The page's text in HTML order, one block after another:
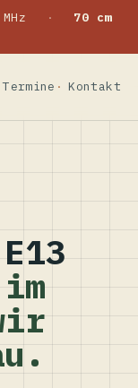
·
70 cm
Termine Kontakt